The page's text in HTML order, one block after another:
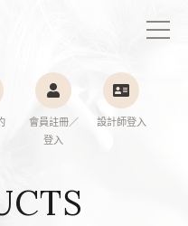
會員註冊／
登入
設計師登入